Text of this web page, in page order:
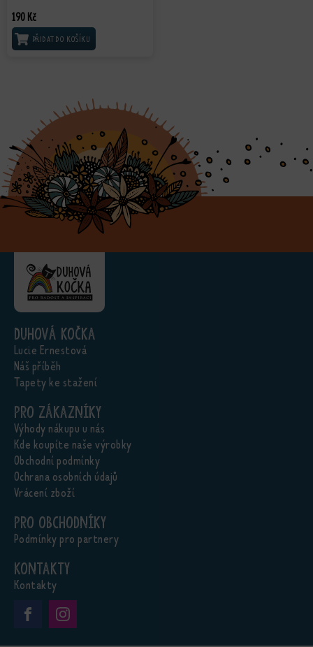
190 Kč
PŘIDAT DO KOŠÍKU
Duhová kočka
Lucie Ernestová
Náš příběh
Tapety ke stažení
Pro zákazníky
Výhody nákupu u nás
Kde koupíte naše výrobky
Obchodní podmínky
Ochrana osobních údajů
Vrácení zboží
Pro obchodníky
Podmínky pro partnery
Kontakty
Kontakty